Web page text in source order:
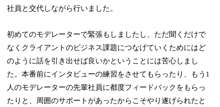
社員と交代しながら行いました。
初めてのモデレーターで緊張もしましたし、ただ聞くだけで
なくクライアントのビジネス課題につなげていくためにはど
のように話を引き出せば良いかということには苦心しまし
た。本番前にインタビューの練習をさせてもらったり、もう1
人のモデレーターの先輩社員に都度フィードバックをもらっ
たりと、周囲のサポートがあったからこそやり遂げられたと